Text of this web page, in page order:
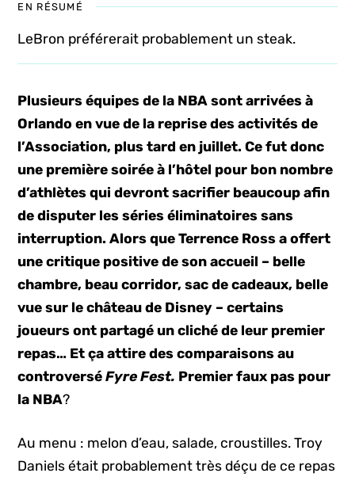
EN RÉSUMÉ
LeBron préférerait probablement un steak.
Plusieurs équipes de la NBA sont arrivées à
Orlando en vue de la reprise des activités de
l’Association, plus tard en juillet. Ce fut donc
une première soirée à l’hôtel pour bon nombre
d’athlètes qui devront sacrifier beaucoup afin
de disputer les séries éliminatoires sans
interruption. Alors que Terrence Ross a offert
une critique positive de son accueil – belle
chambre, beau corridor, sac de cadeaux, belle
vue sur le château de Disney – certains
joueurs ont partagé un cliché de leur premier
repas… Et ça attire des comparaisons au
controverséFyre Fest. Premier faux pas pour
la NBA?
Au menu : melon d’eau, salade, croustilles. Troy
Daniels était probablement très déçu de ce repas